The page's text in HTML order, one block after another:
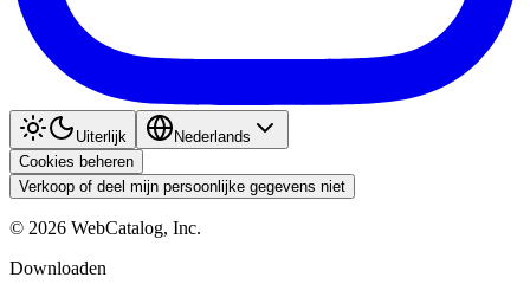
Uiterlijk
Nederlands
Cookies beheren
Verkoop of deel mijn persoonlijke gegevens niet
© 2026 WebCatalog, Inc.
Downloaden